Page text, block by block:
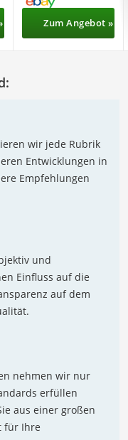
Zum Angebot »
wir jede Rubrik
Entwicklungen in
Empfehlungen
und
Einfluss auf die
auf dem
nehmen wir nur
erfüllen
aus einer großen
für Ihre